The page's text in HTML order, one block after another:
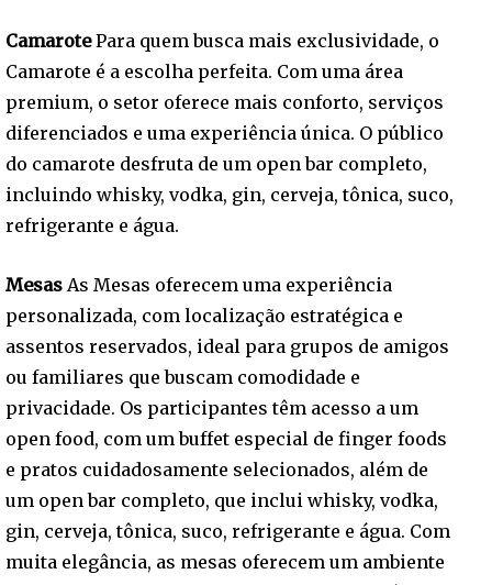
CamarotePara quem busca mais exclusividade, o
Camarote é a escolha perfeita. Com uma área
premium, o setor oferece mais conforto, serviços
diferenciados e uma experiência única. O público
do camarote desfruta de um open bar completo,
incluindo whisky, vodka, gin, cerveja, tônica, suco,
refrigerante e água.
Mesas As Mesas oferecem uma experiência
personalizada, com localização estratégica e
assentos reservados, ideal para grupos de amigos
ou familiares que buscam comodidade e
privacidade. Os participantes têm acesso a um
open food, com um buffet especial de finger foods
e pratos cuidadosamente selecionados, além de
um open bar completo, que inclui whisky, vodka,
gin, cerveja, tônica, suco, refrigerante e água. Com
muita elegância, as mesas oferecem um ambiente